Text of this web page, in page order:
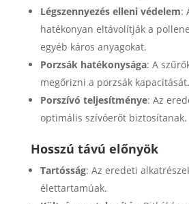
Légszennyezés elleni védelem:
hatékonyan eltávolítják a
egyéb káros anyagokat.
Porzsák hatékonysága: A
megőrizni a porzsák kapacitását.
Porszívó teljesítménye: Az
optimális szívóerőt biztosítanak.
Hosszú távú előnyök
Tartósság: Az eredeti
élettartamúak.